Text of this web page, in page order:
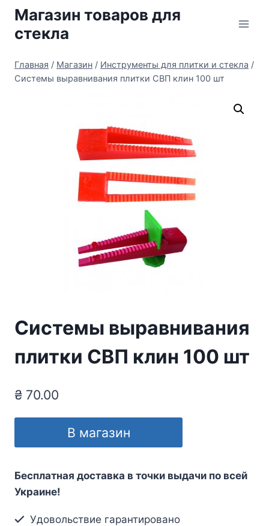
Перейти
содержимому
Магазин товаров для
стекла
Главная / Магазин / Инструменты для плитки и стекла /
Системы выравнивания плитки СВП клин 100 шт
Системы выравнивания
плитки СВП клин 100 шт
₴ 70.00
В магазин
Бесплатная доставка в точки выдачи по всей
Украине!
Удовольствие гарантировано